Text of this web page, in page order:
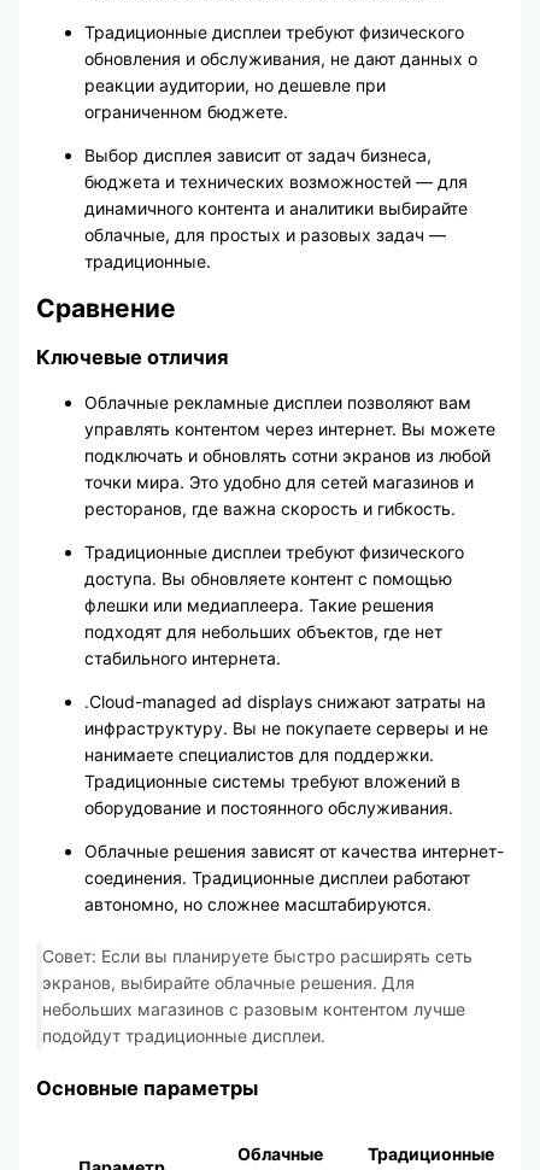
Традиционные дисплеи требуют физического
обновления и обслуживания, не дают данных о
реакции аудитории, но дешевле при
ограниченном бюджете.
Выбор дисплея зависит от задач бизнеса,
бюджета и технических возможностей — для
динамичного контента и аналитики выбирайте
облачные, для простых и разовых задач —
традиционные.
Сравнение
Ключевые отличия
Облачные рекламные дисплеи позволяют вам
управлять контентом через интернет. Вы можете
подключать и обновлять сотни экранов из любой
точки мира. Это удобно для сетей магазинов и
ресторанов, где важна скорость и гибкость.
Традиционные дисплеи требуют физического
доступа. Вы обновляете контент с помощью
флешки или медиаплеера. Такие решения
подходят для небольших объектов, где нет
стабильного интернета.
.Cloud-managed ad displays снижают затраты на
инфраструктуру. Вы не покупаете серверы и не
нанимаете специалистов для поддержки.
Традиционные системы требуют вложений в
оборудование и постоянного обслуживания.
Облачные решения зависят от качества интернет-
соединения. Традиционные дисплеи работают
автономно, но сложнее масштабируются.
Совет: Если вы планируете быстро расширять сеть
экранов, выбирайте облачные решения. Для
небольших магазинов с разовым контентом лучше
подойдут традиционные дисплеи.
Основные параметры
Облачные Традиционные